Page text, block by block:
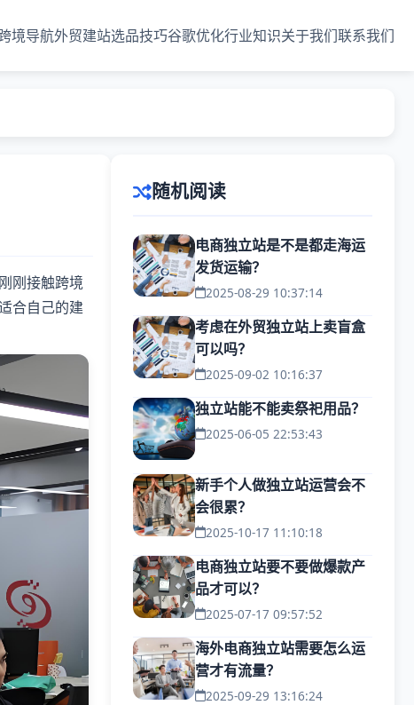
境导航外贸建站选品技巧谷歌优化行业知识关于我们联系我们
刚接触跨境
合自己的建
随机阅读
电商独立站是不是都走海运
发货运输？
2025-08-29 10:37:14
考虑在外贸独立站上卖盲盒
可以吗？
2025-09-02 10:16:37
独立站能不能卖祭祀用品？
2025-06-05 22:53:43
新手个人做独立站运营会不
会很累？
2025-10-17 11:10:18
电商独立站要不要做爆款产
品才可以？
2025-07-17 09:57:52
海外电商独立站需要怎么运
营才有流量？
2025-09-29 13:16:24